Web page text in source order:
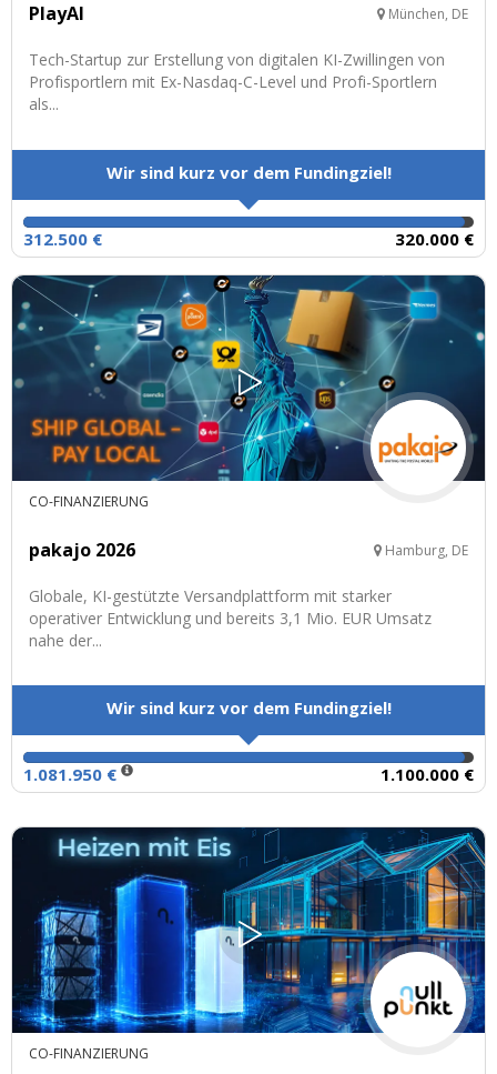
PlayAI München, DE
Tech-Startup zur Erstellung von digitalen KI-Zwillingen von
Profisportlern mit Ex-Nasdaq-C-Level und Profi-Sportlern
als...
Wir sind kurz vor dem Fundingziel!
312.500 € 320.000 €
CO-FINANZIERUNG
pakajo 2026 Hamburg, DE
Globale, KI-gestützte Versandplattform mit starker
operativer Entwicklung und bereits 3,1 Mio. EUR Umsatz
nahe der...
Wir sind kurz vor dem Fundingziel!
1.081.950 € 1.100.000 €
CO-FINANZIERUNG